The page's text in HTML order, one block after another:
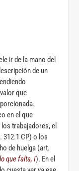
ir de la mano del
de un
que
en el que
trabajadores, el
312.1 CP) o los
de huelga (art.
que falta, I). En el